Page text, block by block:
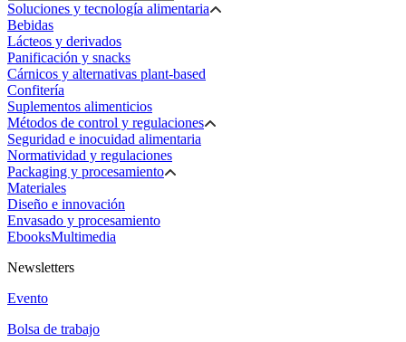
Soluciones y tecnología alimentaria
Bebidas
Lácteos y derivados
Panificación y snacks
Cárnicos y alternativas plant-based
Confitería
Suplementos alimenticios
Métodos de control y regulaciones
Seguridad e inocuidad alimentaria
Normatividad y regulaciones
Packaging y procesamiento
Materiales
Diseño e innovación
Envasado y procesamiento
EbooksMultimedia
Newsletters
Evento
Bolsa de trabajo